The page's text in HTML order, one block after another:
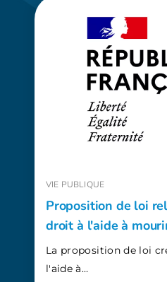
VIE PUBLIQUE
Proposition de loi
droit à l'aide à
La proposition de loi
l'aide à…